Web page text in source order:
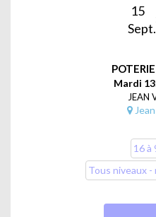
15
Sept.
Mardi
JEAN
16 à
Tous niveaux